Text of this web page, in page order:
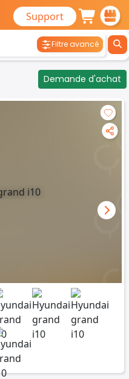
Support
Filtre avancé
Demande d'achat